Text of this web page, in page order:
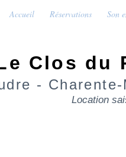
Accueil Réservations Son
Clos du
-
Location